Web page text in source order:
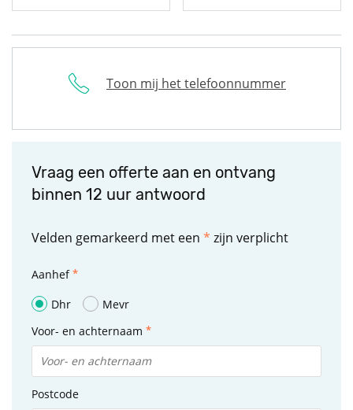
Toon mij het telefoonnummer
Vraag een offerte aan en ontvang
binnen 12 uur antwoord
Velden gemarkeerd met een * zijn verplicht
Aanhef
Dhr
Mevr
Voor- en achternaam
Postcode